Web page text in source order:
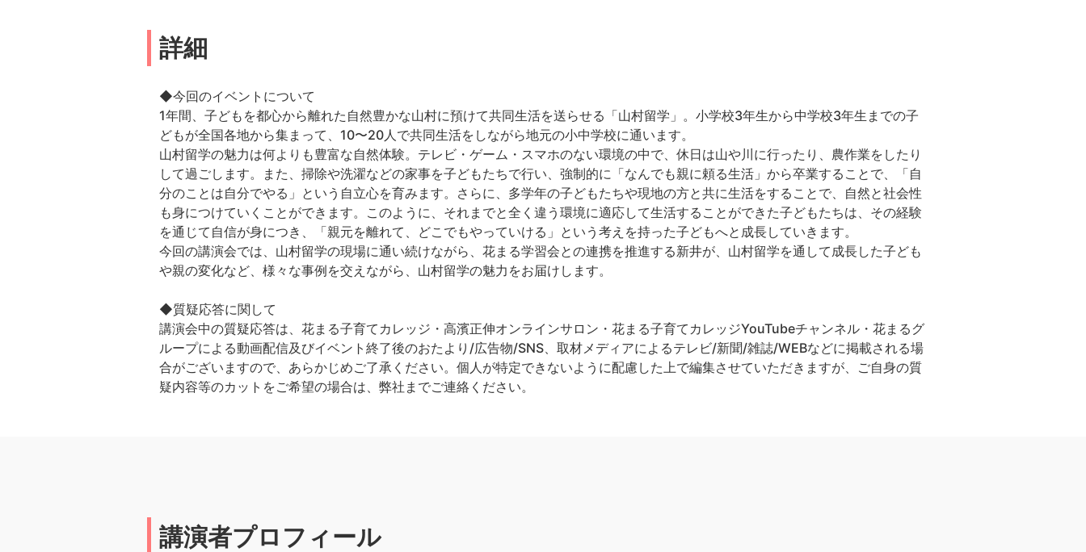
詳細
◆今回のイベントについて
1年間、子どもを都心から離れた自然豊かな山村に預けて共同生活を送らせる「山村留学」。小学校3年生から中学校3年生までの子
どもが全国各地から集まって、10〜20人で共同生活をしながら地元の小中学校に通います。
山村留学の魅力は何よりも豊富な自然体験。テレビ・ゲーム・スマホのない環境の中で、休日は山や川に行ったり、農作業をしたり
して過ごします。また、掃除や洗濯などの家事を子どもたちで行い、強制的に「なんでも親に頼る生活」から卒業することで、「自
分のことは自分でやる」という自立心を育みます。️さらに、多学年の子どもたちや現地の方と共に生活をすることで、自然と社会性
も身につけていくことができます。このように、それまでと全く違う環境に適応して生活することができた子どもたちは、その経験
を通じて自信が身につき、「親元を離れて、どこでもやっていける」という考えを持った子どもへと成長していきます。
今回の講演会では、山村留学の現場に通い続けながら、花まる学習会との連携を推進する新井が、山村留学を通して成長した子ども
や親の変化など、様々な事例を交えながら、山村留学の魅力をお届けします。
◆質疑応答に関して
講演会中の質疑応答は、花まる子育てカレッジ・高濱正伸オンラインサロン・花まる子育てカレッジYouTubeチャンネル・花まるグ
ループによる動画配信及びイベント終了後のおたより/広告物/SNS、取材メディアによるテレビ/新聞/雑誌/WEBなどに掲載される場
合がございますので、あらかじめご了承ください。個人が特定できないように配慮した上で編集させていただきますが、ご自身の質
疑内容等のカットをご希望の場合は、弊社までご連絡ください。
講演者プロフィール